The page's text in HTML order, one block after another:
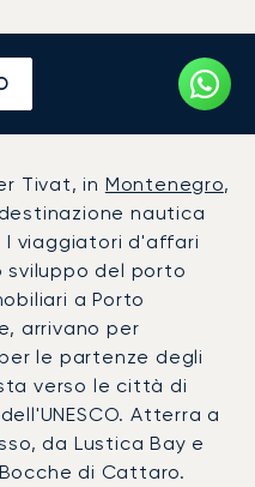
Privato da
Tivat, in Montenegro,
nautica
I viaggiatori d'affari
sviluppo del porto
a Porto
arrivano per
le partenze degli
verso le città di
Atterra a
da Lustica Bay e
di Cattaro.